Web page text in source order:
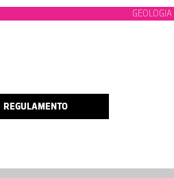
GEOLOGIA
REGULAMENTO